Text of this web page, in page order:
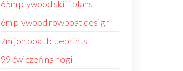
65m plywood skiff plans
6m plywood rowboat design
7m jon boat blueprints
99 ćwiczeń na nogi